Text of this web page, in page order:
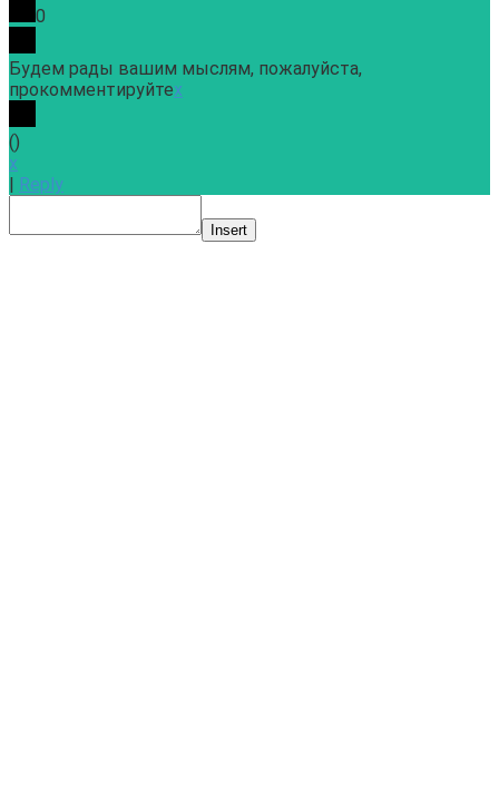
0
Будем рады вашим мыслям, пожалуйста,
прокомментируйтеx
()
x
Reply
Insert